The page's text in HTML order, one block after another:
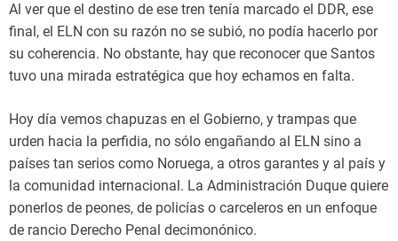
Al ver que el destino de ese tren tenía marcado el DDR, ese
final, el ELN con su razón no se subió, no podía hacerlo por
su coherencia. No obstante, hay que reconocer que Santos
tuvo una mirada estratégica que hoy echamos en falta.
Hoy día vemos chapuzas en el Gobierno, y trampas que
urden hacia la perfidia, no sólo engañando al ELN sino a
países tan serios como Noruega, a otros garantes y al país y
la comunidad internacional. La Administración Duque quiere
ponerlos de peones, de policías o carceleros en un enfoque
de rancio Derecho Penal decimonónico.